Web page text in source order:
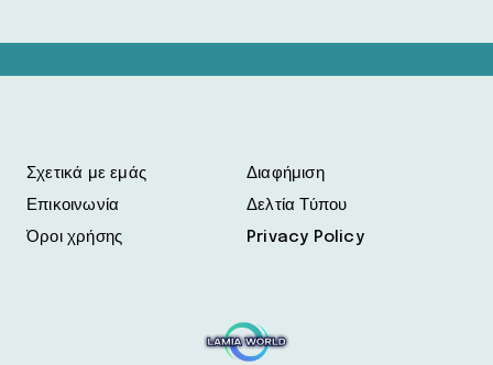
Σχετικά με εμάς
Επικοινωνία
Όροι χρήσης
Διαφήμιση
Δελτία Τύπου
Privacy Policy